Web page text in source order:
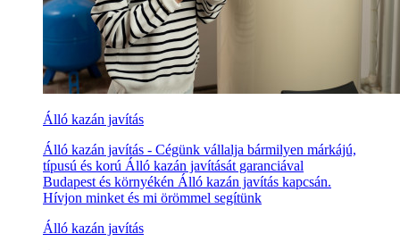
Álló kazán javítás
Álló kazán javítás - Cégünk vállalja bármilyen márkájú,
típusú és korú Álló kazán javítását garanciával
Budapest és környékén Álló kazán javítás kapcsán.
Hívjon minket és mi örömmel segítünk
Álló kazán javítás